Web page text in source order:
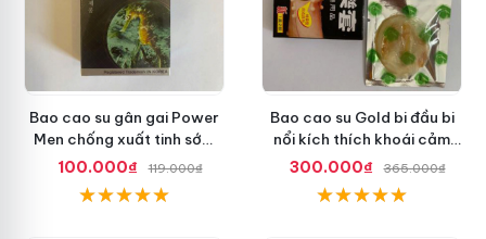
Bao cao su gân gai Power
Men chống xuất tinh sớm
tăng khoái cảm
100.000₫ 119.000₫
Bao cao su Gold bi đầu bi
nổi kích thích khoái cảm
nhiều
300.000₫ 365.000₫